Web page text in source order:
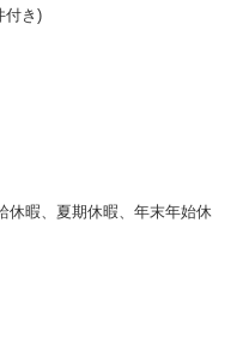
付き)
休暇、夏期休暇、年末年始休